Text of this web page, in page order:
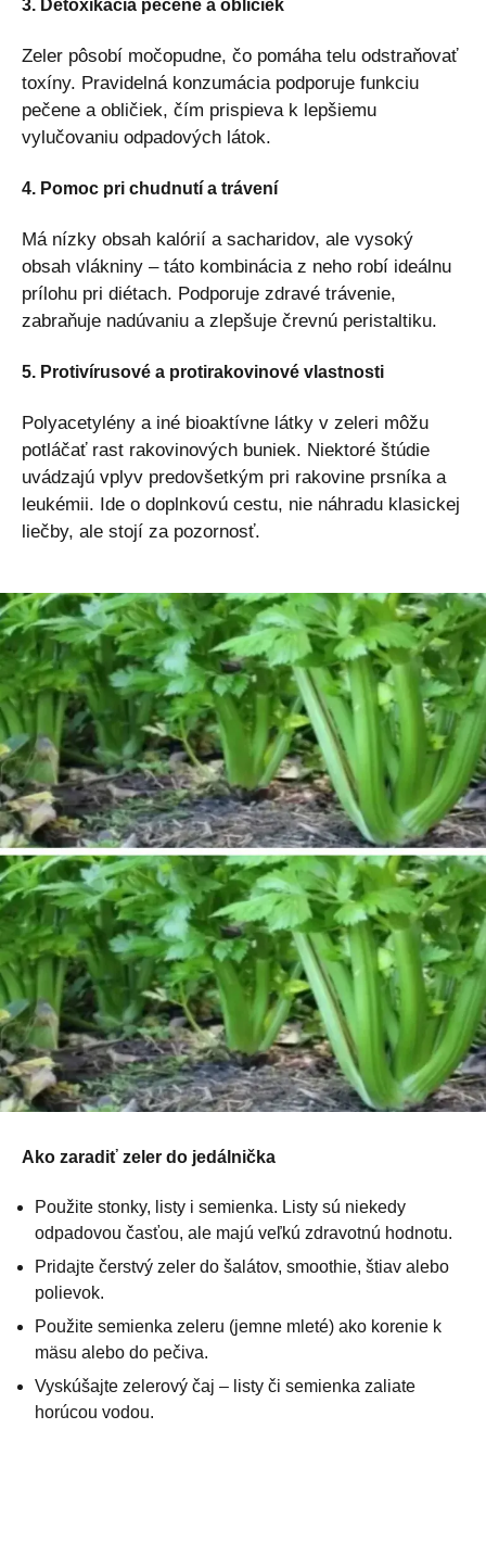
3. Detoxikácia pečene a obličiek
Zeler pôsobí močopudne, čo pomáha telu odstraňovať
toxíny. Pravidelná konzumácia podporuje funkciu
pečene a obličiek, čím prispieva k lepšiemu
vylučovaniu odpadových látok.
4. Pomoc pri chudnutí a trávení
Má nízky obsah kalórií a sacharidov, ale vysoký
obsah vlákniny – táto kombinácia z neho robí ideálnu
prílohu pri diétach. Podporuje zdravé trávenie,
zabraňuje nadúvaniu a zlepšuje črevnú peristaltiku.
5. Protivírusové a protirakovinové vlastnosti
Polyacetylény a iné bioaktívne látky v zeleri môžu
potláčať rast rakovinových buniek. Niektoré štúdie
uvádzajú vplyv predovšetkým pri rakovine prsníka a
leukémii. Ide o doplnkovú cestu, nie náhradu klasickej
liečby, ale stojí za pozornosť.
Ako zaradiť zeler do jedálnička
Použite stonky, listy i semienka. Listy sú niekedy
odpadovou časťou, ale majú veľkú zdravotnú hodnotu.
Pridajte čerstvý zeler do šalátov, smoothie, štiav alebo
polievok.
Použite semienka zeleru (jemne mleté) ako korenie k
mäsu alebo do pečiva.
Vyskúšajte zelerový čaj – listy či semienka zaliate
horúcou vodou.